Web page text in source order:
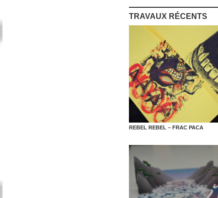
TRAVAUX RÉCENTS
REBEL REBEL – FRAC PACA